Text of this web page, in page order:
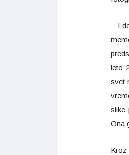
I
leto
svet
slike
Ona
Kroz